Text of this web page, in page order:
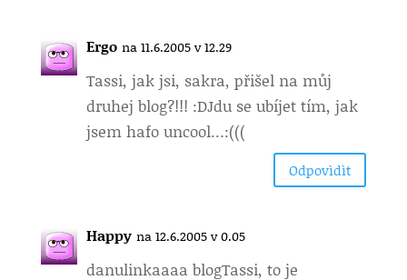
Ergo na 11.6.2005 v 12.29
Tassi, jak jsi, sakra, přišel na můj
druhej blog?!!! :DJdu se ubíjet tím, jak
jsem hafo uncool…:(((
Odpovìdìt
Happy na 12.6.2005 v 0.05
danulinkaaaa blogTassi, to je